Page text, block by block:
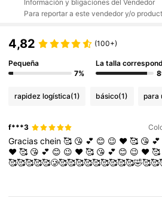
Información y bligaciones del Vendedor
Para reportar a este vendedor y/o
4,82 (100+)
Pequeña
7%
La talla
rapidez logística(1) básico(1) para
f***3
Graciaschein🥰 😘 💕 😊 😉 ♥️🥰 😘 💕
♥️🥰 😘 💕 😊 😉 ♥️🥰 😘 💕 😊 😉 ♥️🥰
🥰🥰🥰🥰🥰🥲🥰🥰🥰🥰🥰🥰🥰🥰🥰🥰🥰